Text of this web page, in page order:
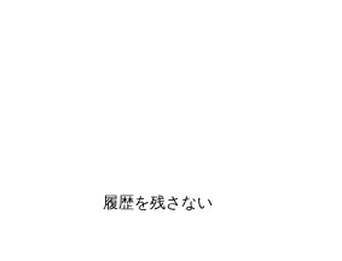
履歴を残さない